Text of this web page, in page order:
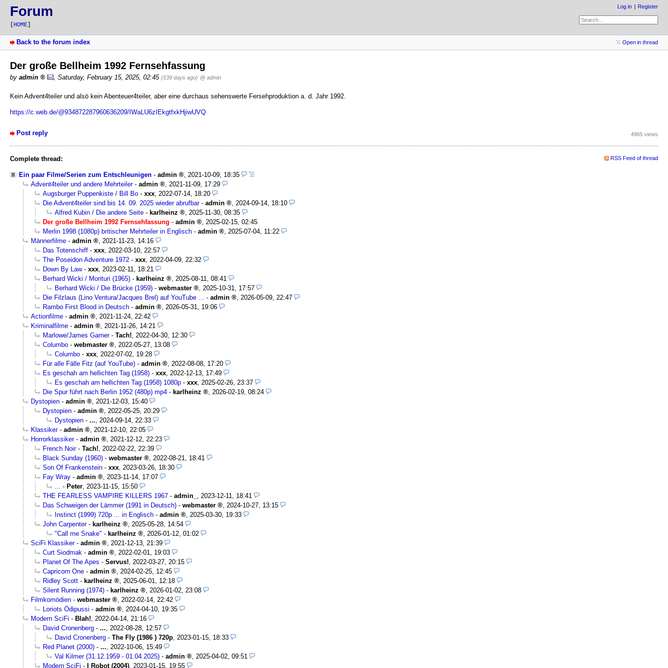
Forum
HOME
Log in Register
Back to the forum index Open in thread
Der große Bellheim 1992 Fernsehfassung
by admin , Saturday, February 15, 2025, 02:45 (539 days ago) @ admin
Kein Advent4teiler und alsö kein Abenteuer4teiler, aber eine durchaus sehenswerte Fersehproduktion a. d. Jahr 1992.
https://c.web.de/@934872287960636209/IWaLU6zIEkgtfxkHjiwUVQ
Post reply 4965 views
Complete thread: RSS Feed of thread
Ein paar Filme/Serien zum Entschleunigen - admin , 2021-10-09, 18:35
Advent4teiler und andere Mehrteiler- admin , 2021-11-09, 17:29
Augsburger Puppenkiste / Bill Bo - xxx, 2022-07-14, 18:20
Die Advent4teiler sind bis 14. 09. 2025 wieder abrufbar- admin , 2024-09-14, 18:10
Alfred Kubin / Die andere Seite - karlheinz , 2025-11-30, 08:35
Der große Bellheim 1992 Fernsehfassung - admin , 2025-02-15, 02:45
Merlin 1998 (1080p) britischer Mehrteiler in Englisch - admin , 2025-07-04, 11:22
Männerfilme - admin , 2021-11-23, 14:16
Das Totenschiff - xxx, 2022-03-10, 22:57
The Poseidon Adventure 1972 - xxx, 2022-04-09, 22:32
Down By Law- xxx, 2023-02-11, 18:21
Berhard Wicki / Morituri (1965) - karlheinz , 2025-08-11, 08:41
Berhard Wicki / Die Brücke (1959) - webmaster , 2025-10-31, 17:57
Die Filzlaus (Lino Ventura/Jacques Brel) auf YouTube ... - admin , 2026-05-09, 22:47
Rambo First Blood in Deutsch - admin , 2026-05-31, 19:06
Actionfilme - admin , 2021-11-24, 22:42
Kriminalfilme - admin , 2021-11-26, 14:21
Marlowe/James Garner- Tach!, 2022-04-30, 12:30
Columbo - webmaster , 2022-05-27, 13:08
Columbo - xxx, 2022-07-02, 19:28
Für alle Fälle Fitz (auf YouTube) - admin , 2022-08-08, 17:20
Es geschah am hellichten Tag (1958) - xxx, 2022-12-13, 17:49
Es geschah am hellichten Tag (1958) 1080p - xxx, 2025-02-26, 23:37
Die Spur führt nach Berlin 1952 (480p) mp4 - karlheinz , 2026-02-19, 08:24
Dystopien - admin , 2021-12-03, 15:40
Dystopien - admin , 2022-05-25, 20:29
Dystopien - ..., 2024-09-14, 22:33
Klassiker- admin , 2021-12-10, 22:05
Horrorklassiker- admin , 2021-12-12, 22:23
French Noir- Tach!, 2022-02-22, 22:39
Black Sunday (1960) - webmaster , 2022-08-21, 18:41
Son Of Frankenstein - xxx, 2023-03-26, 18:30
Fay Wray - admin , 2023-11-14, 17:07
... - Peter, 2023-11-15, 15:50
THE FEARLESS VAMPIRE KILLERS 1967 - admin_ , 2023-12-11, 18:41
Das Schweigen der Lämmer (1991 in Deutsch) - webmaster , 2024-10-27, 13:15
Instinct (1999) 720p ... in Englisch - admin , 2025-03-30, 19:33
John Carpenter- karlheinz , 2025-05-28, 14:54
"Call me Snake" - karlheinz , 2026-01-12, 01:02
SciFi Klassiker- admin , 2021-12-13, 21:39
Curt Siodmak - admin , 2022-02-01, 19:03
Planet Of The Apes - Servus!, 2022-03-27, 20:15
Capricorn One - admin , 2024-02-25, 12:45
Ridley Scott - karlheinz , 2025-06-01, 12:18
Silent Running (1974) - karlheinz , 2026-01-02, 23:08
Filmkomödien - webmaster , 2022-02-14, 22:42
Loriots Ödipussi - admin , 2024-04-10, 19:35
Modern SciFi - Blah!, 2022-04-14, 21:16
David Cronenberg - ..., 2022-08-28, 12:57
David Cronenberg - The Fly (1986 ) 720p, 2023-01-15, 18:33
Red Planet (2000) - ..., 2022-10-06, 15:49
Val Kilmer (31.12.1959 - 01.04.2025) - admin , 2025-04-02, 09:51
Modern SciFi - I Robot (2004), 2023-01-15, 19:55